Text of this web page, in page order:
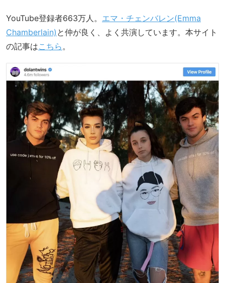
YouTube登録者663万人。 エマ・チェンバレン(Emma
Chamberlain) と仲が良く、よく共演しています。本サイト
の記事はこちら 。